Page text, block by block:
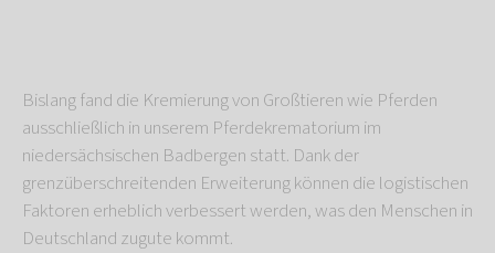
Bislang fand die Kremierung von Großtieren wie Pferden
ausschließlich in unserem Pferdekrematorium im
niedersächsischen Badbergen statt. Dank der
grenzüberschreitenden Erweiterung können die logistischen
Faktoren erheblich verbessert werden, was den Menschen in
Deutschland zugute kommt.